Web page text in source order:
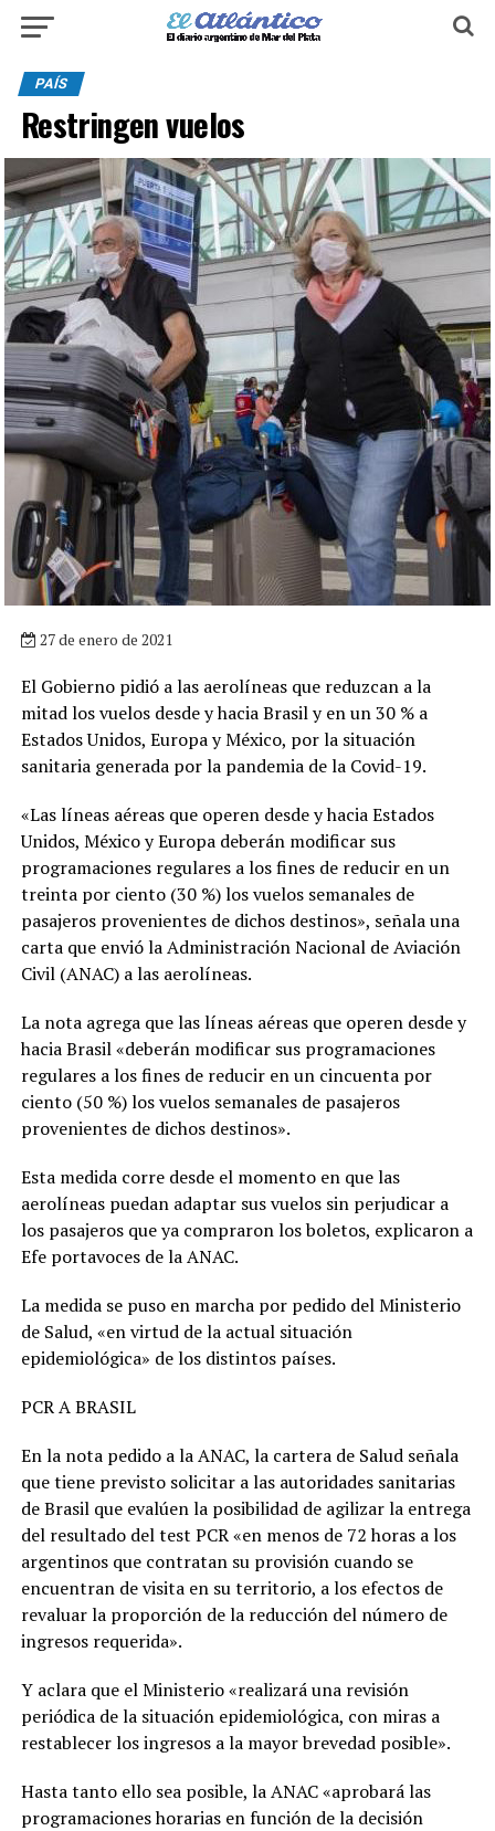
PAÍS
Restringen vuelos
27 de enero de 2021
El Gobierno pidió a las aerolíneas que reduzcan a la
mitad los vuelos desde y hacia Brasil y en un 30 % a
Estados Unidos, Europa y México, por la situación
sanitaria generada por la pandemia de la Covid-19.
«Las líneas aéreas que operen desde y hacia Estados
Unidos, México y Europa deberán modificar sus
programaciones regulares a los fines de reducir en un
treinta por ciento (30 %) los vuelos semanales de
pasajeros provenientes de dichos destinos», señala una
carta que envió la Administración Nacional de Aviación
Civil (ANAC) a las aerolíneas.
La nota agrega que las líneas aéreas que operen desde y
hacia Brasil «deberán modificar sus programaciones
regulares a los fines de reducir en un cincuenta por
ciento (50 %) los vuelos semanales de pasajeros
provenientes de dichos destinos».
Esta medida corre desde el momento en que las
aerolíneas puedan adaptar sus vuelos sin perjudicar a
los pasajeros que ya compraron los boletos, explicaron a
Efe portavoces de la ANAC.
La medida se puso en marcha por pedido del Ministerio
de Salud, «en virtud de la actual situación
epidemiológica» de los distintos países.
PCR A BRASIL
En la nota pedido a la ANAC, la cartera de Salud señala
que tiene previsto solicitar a las autoridades sanitarias
de Brasil que evalúen la posibilidad de agilizar la entrega
del resultado del test PCR «en menos de 72 horas a los
argentinos que contratan su provisión cuando se
encuentran de visita en su territorio, a los efectos de
revaluar la proporción de la reducción del número de
ingresos requerida».
Y aclara que el Ministerio «realizará una revisión
periódica de la situación epidemiológica, con miras a
restablecer los ingresos a la mayor brevedad posible».
Hasta tanto ello sea posible, la ANAC «aprobará las
programaciones horarias en función de la decisión